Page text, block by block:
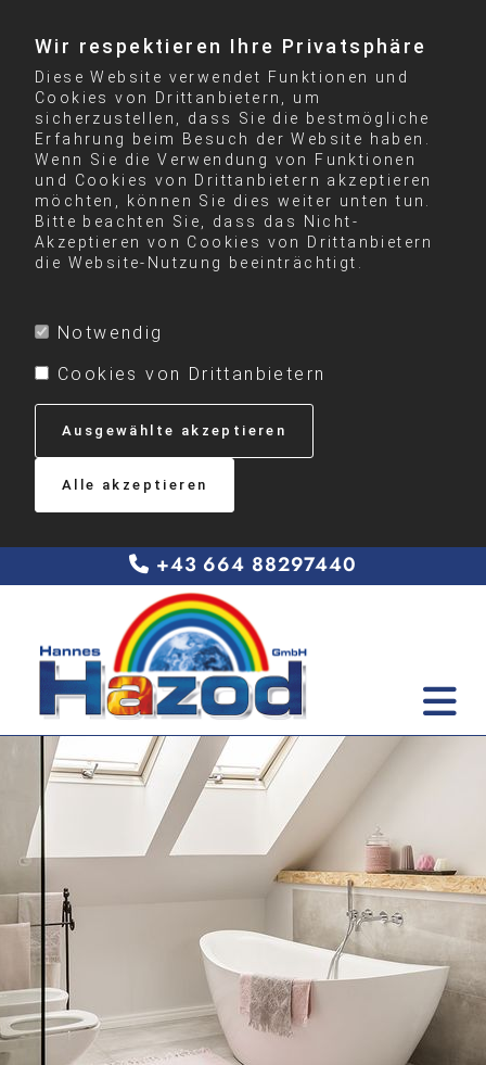
Wir respektieren Ihre Privatsphäre
Diese Website verwendet Funktionen und
Cookies von Drittanbietern, um
sicherzustellen, dass Sie die bestmögliche
Erfahrung beim Besuch der Website haben.
Wenn Sie die Verwendung von Funktionen
und Cookies von Drittanbietern akzeptieren
möchten, können Sie dies weiter unten tun.
Bitte beachten Sie, dass das Nicht-
Akzeptieren von Cookies von Drittanbietern
die Website-Nutzung beeinträchtigt.
Notwendig
Cookies von Drittanbietern
Ausgewählte akzeptieren
Alle akzeptieren
 +43 664 88297440